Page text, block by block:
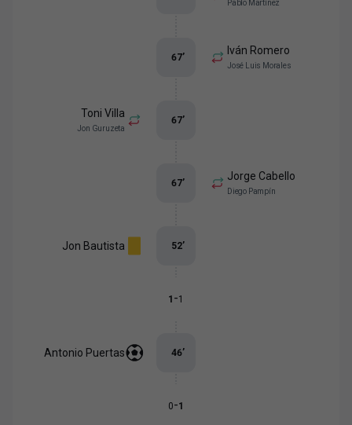
Pablo Martínez
Iván Romero
José Luis Morales
67’
Toni Villa
Jon Guruzeta
67’
Jorge Cabello
Diego Pampín
67’
Jon Bautista 52’
1 -1
Antonio Puertas 46’
0-1